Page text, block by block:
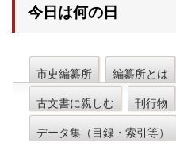
今日は何の日
市史編纂所 編纂所とは
古文書に親しむ
刊行物
データ集（目録・索引等）